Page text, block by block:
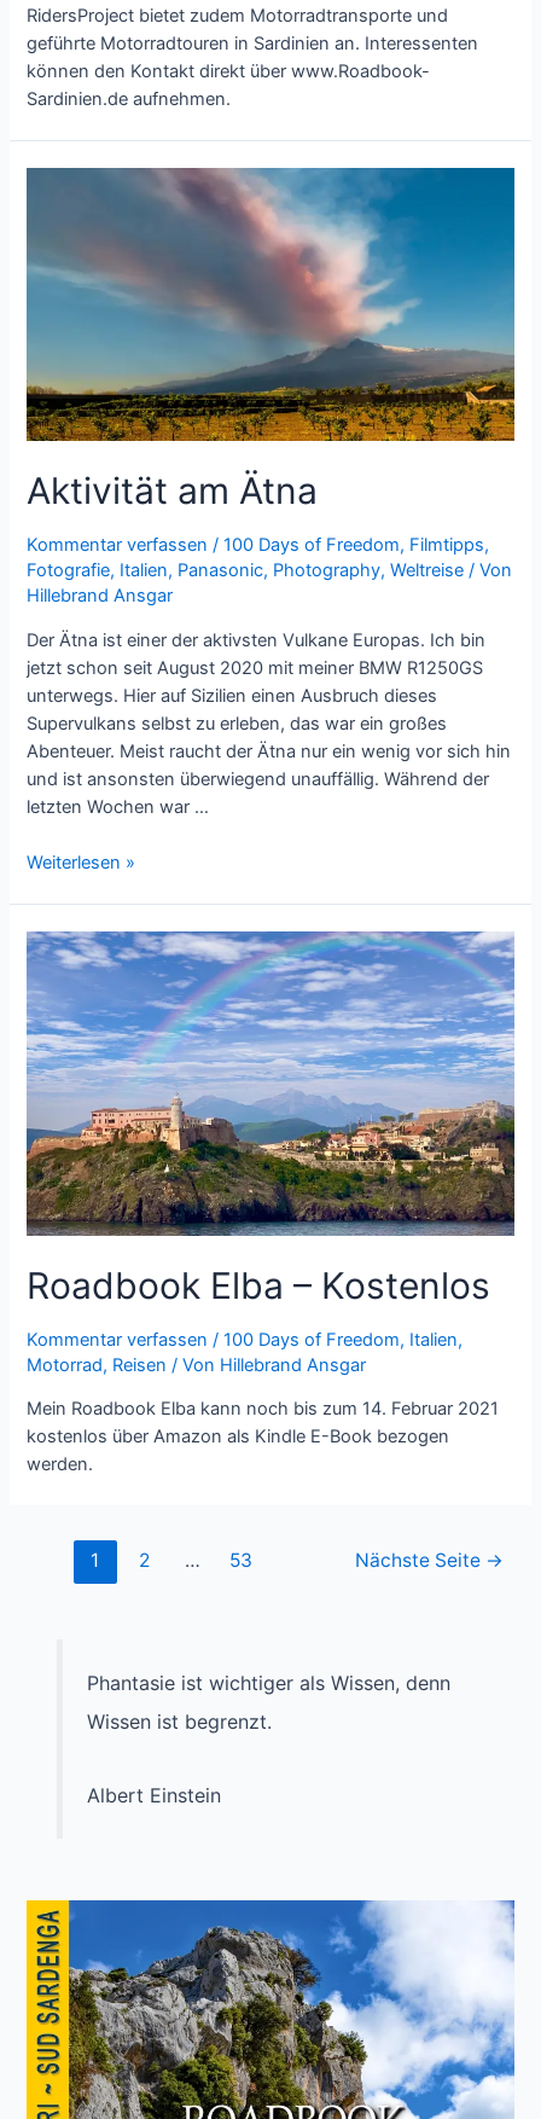
RidersProject bietet zudem Motorradtransporte und
geführte Motorradtouren in Sardinien an. Interessenten
können den Kontakt direkt über www.Roadbook-
Sardinien.de aufnehmen.
Aktivität am Ätna
Kommentar verfassen /100 Days of Freedom, Filmtipps,
Fotografie, Italien, Panasonic, Photography,Weltreise / Von
Hillebrand Ansgar
Der Ätna ist einer der aktivsten Vulkane Europas. Ich bin
jetzt schon seit August 2020 mit meiner BMW R1250GS
unterwegs. Hier auf Sizilien einen Ausbruch dieses
Supervulkans selbst zu erleben, das war ein großes
Abenteuer. Meist raucht der Ätna nur ein wenig vor sich hin
und ist ansonsten überwiegend unauffällig. Während der
letzten Wochen war …
Aktivität
Weiterlesen »
Roadbook Elba – Kostenlos
Kommentar verfassen /100 Days of Freedom, Italien,
Motorrad, Reisen / Von Hillebrand Ansgar
Mein Roadbook Elba kann noch bis zum 14. Februar 2021
kostenlos über Amazon als Kindle E-Book bezogen
werden.
Seitennummerierung
1 2 … 53 Nächste Seite →
Phantasie ist wichtiger als Wissen, denn
Wissen ist begrenzt.
Albert Einstein